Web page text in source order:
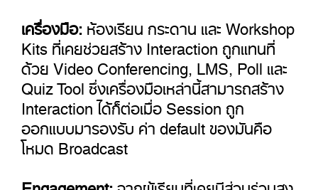
เครื่องมือ:ห้องเรียน กระดาน และ Workshop
Kits ที่เคยช่วยสร้าง Interaction ถูกแทนที่
ด้วย Video Conferencing, LMS, Poll และ
Quiz Tool ซึ่งเครื่องมือเหล่านี้สามารถสร้าง
Interaction ได้ก็ต่อเมื่อ Session ถูก
ออกแบบมารองรับ ค่า default ของมันคือ
โหมด Broadcast